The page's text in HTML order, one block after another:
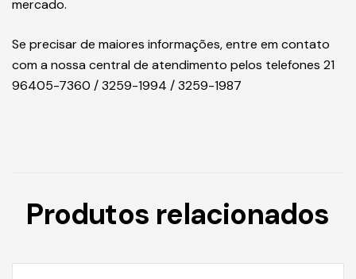
Está procurando uma central multimídia que reúne as
mais diversas e modernas funções, com padrão de
qualidade internacional. Conheça esse modelo. Possui
96405-7360 / 3259-1994 / 3259-1987